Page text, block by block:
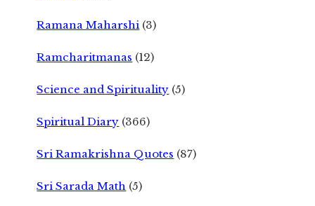
Ramana Maharshi (3)
Ramcharitmanas (12)
Science and Spirituality (5)
Spiritual Diary (366)
Sri Ramakrishna Quotes (87)
Sri Sarada Math (5)